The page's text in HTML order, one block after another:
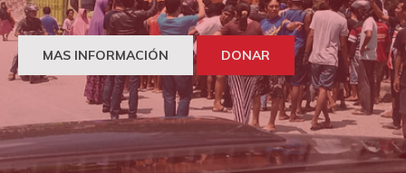
MAS INFORMACIÓN DONAR